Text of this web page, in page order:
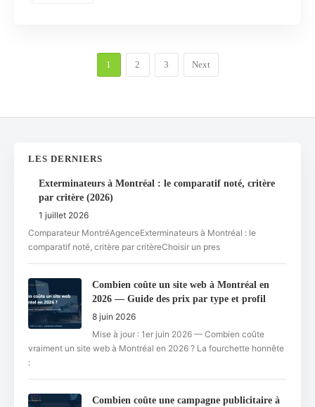
1 2 3 Next
LES DERNIERS
Exterminateurs à Montréal : le comparatif noté, critère
par critère (2026)
1 juillet 2026
Comparateur MontréAgenceExterminateurs à Montréal : le
comparatif noté, critère par critèreChoisir un pres
Combien coûte un site web à Montréal en
2026 — Guide des prix par type et profil
8 juin 2026
Mise à jour : 1er juin 2026 — Combien coûte
vraiment un site web à Montréal en 2026 ? La fourchette honnête
:
Combien coûte une campagne publicitaire à